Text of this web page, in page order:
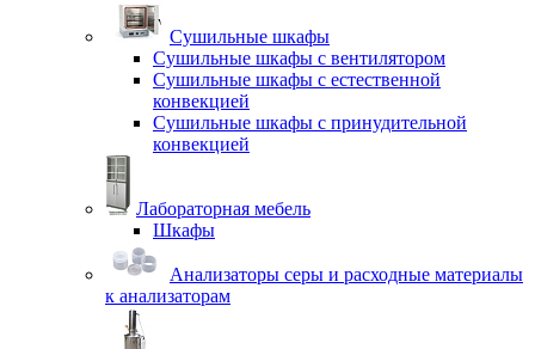
Cушильные шкафы
Сушильные шкафы с вентилятором
Сушильные шкафы с естественной
конвекцией
Сушильные шкафы с принудительной
конвекцией
Лабораторная мебель
Шкафы
Анализаторы серы и расходные материалы
к анализаторам